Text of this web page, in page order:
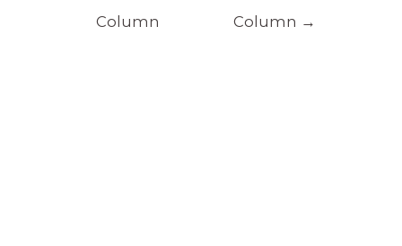
Column
Column →